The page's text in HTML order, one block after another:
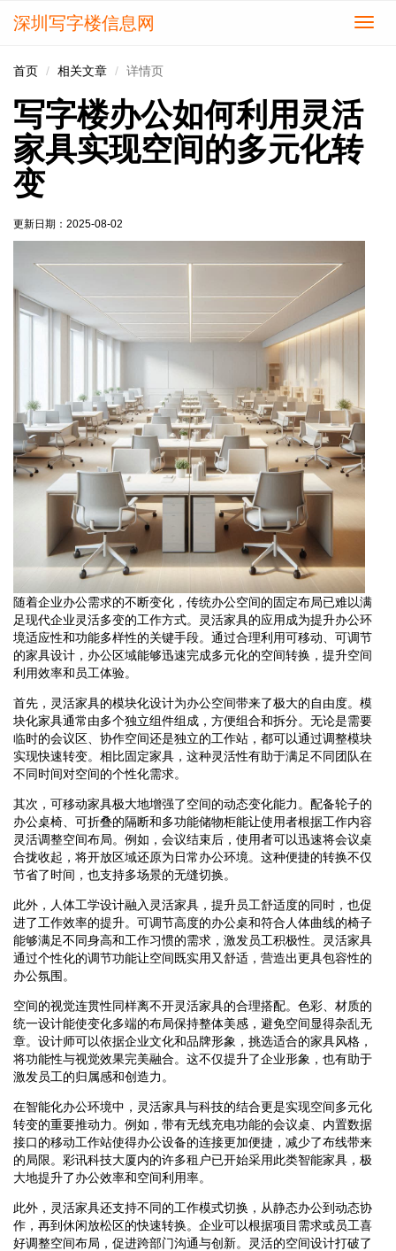
切
深圳写字楼信息网
首页 相关文章 详情页
写字楼办公如何利用灵活
家具实现空间的多元化转
变
更新日期： 2025-08-02
随着企业办公需求的不断变化，传统办公空间的固定布局已难以满
足现代企业灵活多变的工作方式。灵活家具的应用成为提升办公环
境适应性和功能多样性的关键手段。通过合理利用可移动、可调节
的家具设计，办公区域能够迅速完成多元化的空间转换，提升空间
利用效率和员工体验。
首先，灵活家具的模块化设计为办公空间带来了极大的自由度。模
块化家具通常由多个独立组件组成，方便组合和拆分。无论是需要
临时的会议区、协作空间还是独立的工作站，都可以通过调整模块
实现快速转变。相比固定家具，这种灵活性有助于满足不同团队在
不同时间对空间的个性化需求。
其次，可移动家具极大地增强了空间的动态变化能力。配备轮子的
办公桌椅、可折叠的隔断和多功能储物柜能让使用者根据工作内容
灵活调整空间布局。例如，会议结束后，使用者可以迅速将会议桌
合拢收起，将开放区域还原为日常办公环境。这种便捷的转换不仅
节省了时间，也支持多场景的无缝切换。
此外，人体工学设计融入灵活家具，提升员工舒适度的同时，也促
进了工作效率的提升。可调节高度的办公桌和符合人体曲线的椅子
能够满足不同身高和工作习惯的需求，激发员工积极性。灵活家具
通过个性化的调节功能让空间既实用又舒适，营造出更具包容性的
办公氛围。
空间的视觉连贯性同样离不开灵活家具的合理搭配。色彩、材质的
统一设计能使变化多端的布局保持整体美感，避免空间显得杂乱无
章。设计师可以依据企业文化和品牌形象，挑选适合的家具风格，
将功能性与视觉效果完美融合。这不仅提升了企业形象，也有助于
激发员工的归属感和创造力。
在智能化办公环境中，灵活家具与科技的结合更是实现空间多元化
转变的重要推动力。例如，带有无线充电功能的会议桌、内置数据
接口的移动工作站使得办公设备的连接更加便捷，减少了布线带来
的局限。彩讯科技大厦内的许多租户已开始采用此类智能家具，极
大地提升了办公效率和空间利用率。
此外，灵活家具还支持不同的工作模式切换，从静态办公到动态协
作，再到休闲放松区的快速转换。企业可以根据项目需求或员工喜
好调整空间布局，促进跨部门沟通与创新。灵活的空间设计打破了